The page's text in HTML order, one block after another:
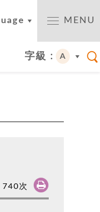
MENU
字級 : A
740次